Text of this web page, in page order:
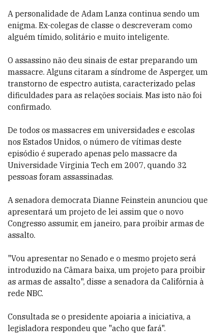
A personalidade de Adam Lanza continua sendo um
enigma. Ex-colegas de classe o descreveram como
alguém tímido, solitário e muito inteligente.
O assassino não deu sinais de estar preparando um
massacre. Alguns citaram a síndrome de Asperger, um
transtorno de espectro autista, caracterizado pelas
dificuldades para as relações sociais. Mas isto não foi
confirmado.
De todos os massacres em universidades e escolas
nos Estados Unidos, o número de vítimas deste
episódio é superado apenas pelo massacre da
Universidade Virginia Tech em 2007, quando 32
pessoas foram assassinadas.
A senadora democrata Dianne Feinstein anunciou que
apresentará um projeto de lei assim que o novo
Congresso assumir, em janeiro, para proibir armas de
assalto.
"Vou apresentar no Senado e o mesmo projeto será
introduzido na Câmara baixa, um projeto para proibir
as armas de assalto", disse a senadora da Califórnia à
rede NBC.
Consultada se o presidente apoiaria a iniciativa, a
legisladora respondeu que "acho que fará".